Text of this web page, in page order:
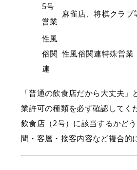
5号
営業
麻雀店、将棋クラブ
性風
俗関
連
性風俗関連特殊営業
「普通の飲食店だから大丈夫」
業許可の種類を必ず確認してく
飲食店（2号）に該当するかど
間・客層・接客内容など複合的